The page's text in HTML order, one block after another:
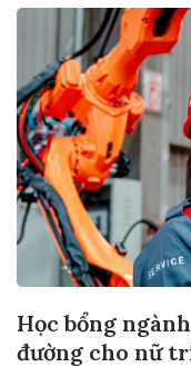
Học bổng
đường cho nữ